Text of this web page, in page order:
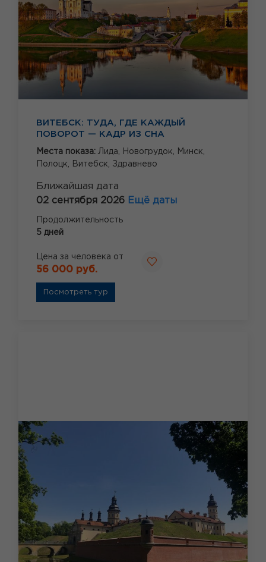
ВИТЕБСК: ТУДА, ГДЕ КАЖДЫЙ
ПОВОРОТ — КАДР ИЗ СНА
Места показа: Лида, Новогрудок,
Минск,
Полоцк,
Витебск, Здравнево
Ближайшая дата
02 сентября 2026 Ещё даты
Продолжительность
5 дней
Цена за человека от
56 000 руб.
Посмотреть тур